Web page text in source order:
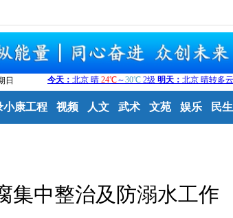
日
小康工程 视频 人文 武术 文苑 娱乐 民生
集中整治及防溺水工作